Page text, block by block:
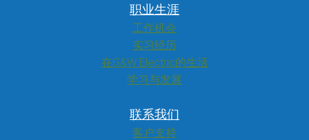
职业生涯
工作机会
实习经历
在G&W Electric的生活
学习与发展
联系我们
客户支持